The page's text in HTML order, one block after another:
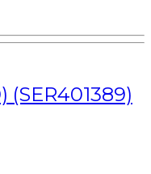
(SER401389)